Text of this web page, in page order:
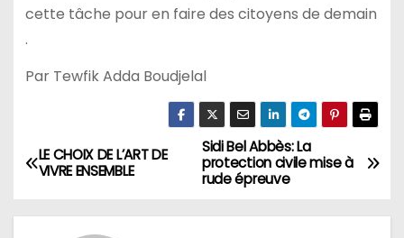
cette tâche pour en faire des citoyens de demain
.
Par Tewfik Adda Boudjelal
N
Sidi Bel Abbès: La
protection civile mise à
rude épreuve
LE CHOIX DE L’ART DE
VIVRE ENSEMBLE